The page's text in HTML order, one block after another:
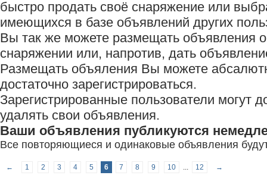
быстро продать своё снаряжение или
имеющихся в базе объявлений других
Вы так же можете размещать объявления
снаряжении или, напротив, дать
Размещать объяления Вы можете
достаточно зарегистрироваться.
Зарегистрированные пользователи могут
удалять свои объявления.
Ваши объявления публикуются
Все повторяющиеся и одинаковые объявления
← 1 2 3 4 5 6 7 8 9 10 ... 12 →